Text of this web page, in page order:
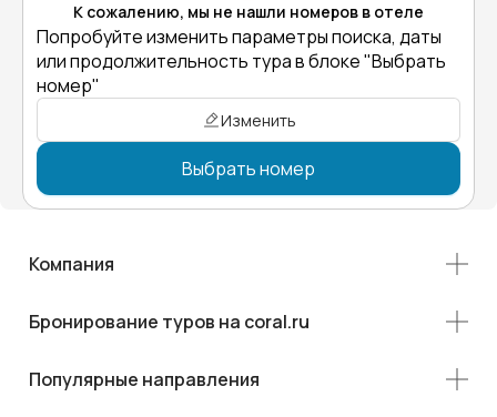
К сожалению, мы не нашли номеров в отеле
Попробуйте изменить параметры поиска, даты
или продолжительность тура в блоке "Выбрать
номер"
Изменить
Выбрать номер
Компания
Бронирование туров на coral.ru
Популярные направления